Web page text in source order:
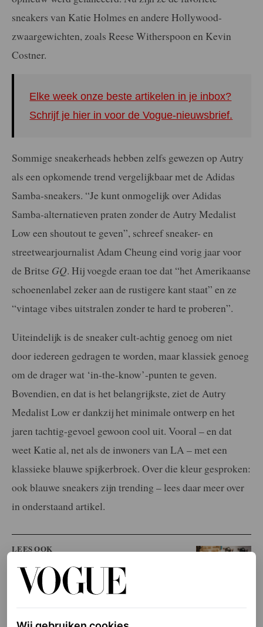
sneakers van Katie Holmes en andere Hollywood-
zwaargewichten, zoals Reese Witherspoon en Kevin
Costner.
Elke week onze beste artikelen in je inbox?
Schrijf je hier in voor de Vogue-nieuwsbrief.
Sommige sneakerheads hebben zelfs gewezen op Autry
als een opkomende trend vergelijkbaar met de Adidas
Samba-sneakers. “Je kunt onmogelijk over Adidas
Samba-alternatieven praten zonder de Autry Medalist
Low een shoutout te geven”, schreef sneaker- en
streetwearjournalist Adam Cheung eind vorig jaar voor
de Britse GQ. Hij voegde eraan toe dat “het Amerikaanse
schoenenlabel zeker aan de rustigere kant staat” en ze
“vintage vibes uitstralen zonder te hard te proberen”.
Uiteindelijk is de sneaker cult-achtig genoeg om niet
door iedereen gedragen te worden, maar klassiek genoeg
om de drager wat ‘in-the-know’-punten te geven.
Bovendien, en dat is het belangrijkste, ziet de Autry
Medalist Low er dankzij het minimale ontwerp en het
jaren tachtig-gevoel gewoon cool uit. Vooral – en dat
weet Katie al, net als de inwoners van LA – met een
klassieke blauwe spijkerbroek. Over die kleur gesproken:
ook blauwe sneakers zijn trending – lees daar meer over
in onderstaand artikel.
LEES OOK
Zo geef je je lentelook een frisse upgrade met
blauwe sneakers
LUCREZIA MALAVOLTA